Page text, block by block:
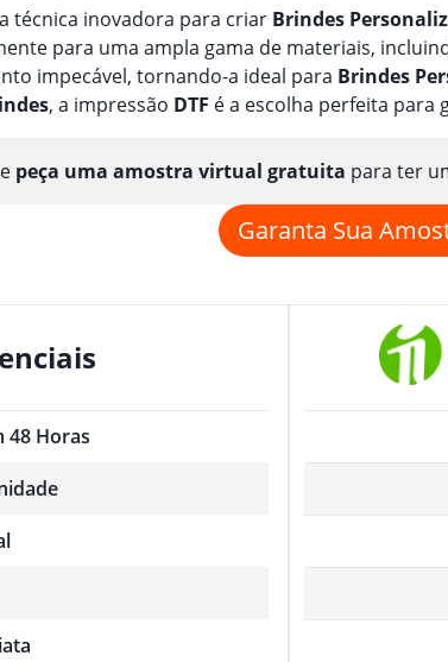
técnica inovadora para criar Brindes
para uma ampla gama de materiais,
impecável, tornando-a ideal para Brindes
, a impressão DTF é a escolha perfeita para
peça uma amostra virtual gratuita para ter
Garanta Sua
48 Horas